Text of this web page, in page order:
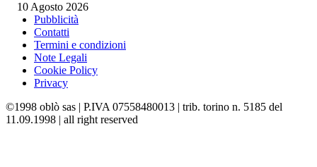
10 Agosto 2026
Pubblicità
Contatti
Termini e condizioni
Note Legali
Cookie Policy
Privacy
©1998 oblò sas | P.IVA 07558480013 | trib. torino n. 5185 del
11.09.1998 | all right reserved